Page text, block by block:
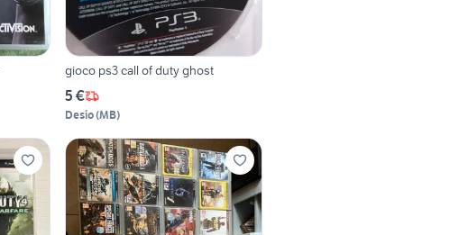
gioco ps3 call of duty ghost
5 €
Desio(MB)